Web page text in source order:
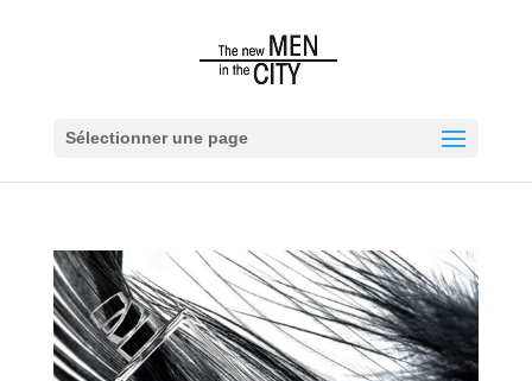
Sélectionner une page